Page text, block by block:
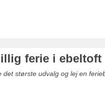
ferie i ebeltoft
det største udvalg og lej en